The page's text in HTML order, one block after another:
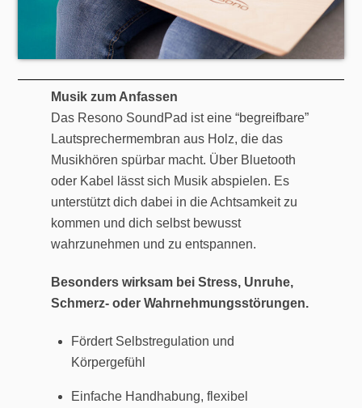
Musik zum Anfassen
Das Resono SoundPad ist eine “begreifbare”
Lautsprechermembran aus Holz, die das
Musikhören spürbar macht. Über Bluetooth
oder Kabel lässt sich Musik abspielen. Es
unterstützt dich dabei in die Achtsamkeit zu
kommen und dich selbst bewusst
wahrzunehmen und zu entspannen.
Besonders wirksam bei Stress, Unruhe,
Schmerz- oder Wahrnehmungsstörungen.
Fördert Selbstregulation und
Körpergefühl
Einfache Handhabung, flexibel